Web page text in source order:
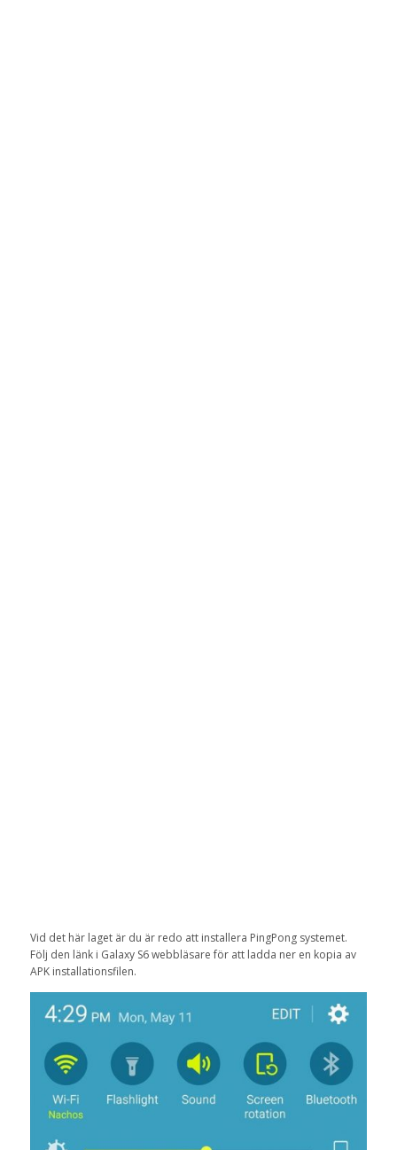
Vid det här laget är du är redo att installera PingPong systemet.
Följ den länk i Galaxy S6 webbläsare för att ladda ner en kopia av
APK installationsfilen.